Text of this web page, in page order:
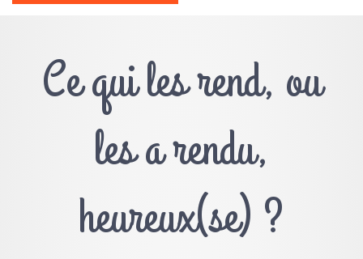
Ce qui les rend, ou
les a rendu,
heureux(se) ?